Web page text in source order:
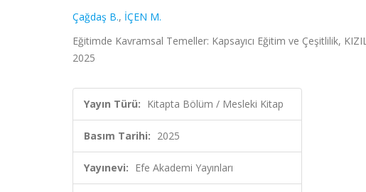
Çağdaş B., İÇEN M.
Eğitimde Kavramsal Temeller: Kapsayıcı Eğitim ve Çeşitlilik,
2025
Yayın Türü: Kitapta Bölüm / Mesleki Kitap
Basım Tarihi: 2025
Yayınevi: Efe Akademi Yayınları